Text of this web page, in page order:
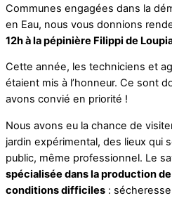
Communes engagées dans la
en Eau, nous vous donnions
12h à la pépinière Filippi de
Cette année, les techniciens et
étaient mis à l’honneur. Ce sont
avons convié en priorité !
Nous avons eu la chance de
jardin expérimental, des lieux qui
public, même professionnel. Le
spécialisée dans la production
conditions difficiles :